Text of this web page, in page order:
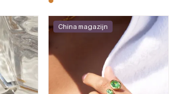
China magazijn